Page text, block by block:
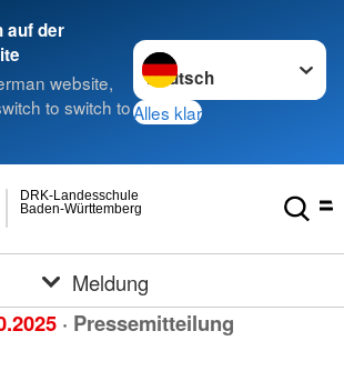
auf der
website,
to switch to
Sprache wechseln zu
Alles klar
Baden-Württemberg
DRK-Landesschule
Meldung
· Pressemitteilung